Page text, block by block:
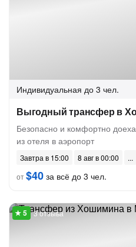
Индивидуальная до 3 чел.
Выгодный трансфер в
Безопасно и комфортно
из отеля в аэропорт
Завтра в 15:00
8 авг в 00:00
от$40 за всё до 3 чел.
3 отзыва